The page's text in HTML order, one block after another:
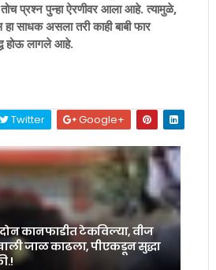
प्रश्न पुन्हा ऐरणीवर आला आहे. त्यामुळे,
साधक असला तरी काही बाबी फार
होऊ लागले आहे.
Twitter Google+
कानफाडीत टेकविल्या, वीज
जाळ काढला, पीएकडून सुद्धा